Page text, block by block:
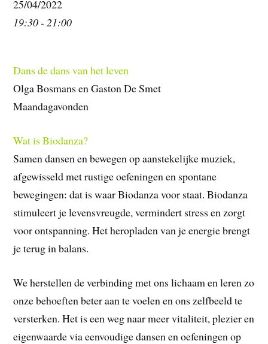
25/04/2022
19:30 - 21:00
Dans de dans van het leven
Olga Bosmans en Gaston De Smet
Maandagavonden
Wat is Biodanza?
Samen dansen en bewegen op aanstekelijke muziek,
afgewisseld met rustige oefeningen en spontane
bewegingen: dat is waar Biodanza voor staat. Biodanza
stimuleert je levensvreugde, vermindert stress en zorgt
voor ontspanning. Het heropladen van je energie brengt
je terug in balans.
We herstellen de verbinding met ons lichaam en leren zo
onze behoeften beter aan te voelen en ons zelfbeeld te
versterken. Het is een weg naar meer vitaliteit, plezier en
eigenwaarde via eenvoudige dansen en oefeningen op